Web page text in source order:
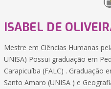
ISABEL DE
Mestre em Ciências Humanas
UNISA) Possui graduação em
Carapicuíba (FALC) . Graduação
Santo Amaro (UNISA ) e